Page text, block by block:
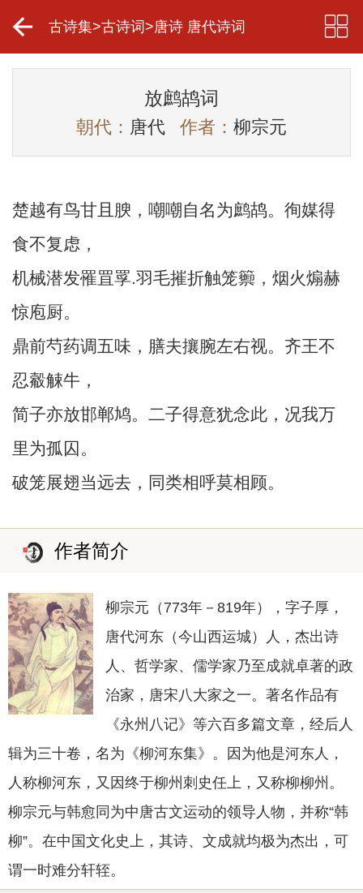
古诗集>古诗词 >唐诗 唐代诗词
放鹧鸪词
朝代： 唐代 作者： 柳宗元
楚越有鸟甘且腴，嘲嘲自名为鹧鸪。徇媒得
食不复虑，
机械潜发罹罝罦.羽毛摧折触笼籞，烟火煽赫
惊庖厨。
鼎前芍药调五味，膳夫攘腕左右视。齐王不
忍觳觫牛，
简子亦放邯郸鸠。二子得意犹念此，况我万
里为孤囚。
破笼展翅当远去，同类相呼莫相顾。
作者简介
柳宗元（773年－819年），字子厚，
唐代河东（今山西运城）人，杰出诗
人、哲学家、儒学家乃至成就卓著的政
治家，唐宋八大家之一。著名作品有
《永州八记》等六百多篇文章，经后人
辑为三十卷，名为《柳河东集》。因为他是河东人，
人称柳河东，又因终于柳州刺史任上，又称柳柳州。
柳宗元与韩愈同为中唐古文运动的领导人物，并称“韩
柳”。在中国文化史上，其诗、文成就均极为杰出，可
谓一时难分轩轾。